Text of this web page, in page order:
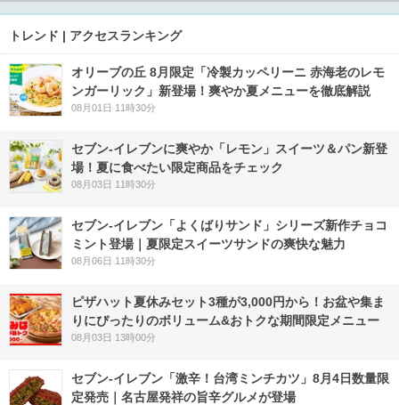
トレンド | アクセスランキング
オリーブの丘 8月限定「冷製カッペリーニ 赤海老のレモ
ンガーリック」新登場！爽やか夏メニューを徹底解説
08月01日 11時30分
セブン‐イレブンに爽やか「レモン」スイーツ＆パン新登
場！夏に食べたい限定商品をチェック
08月03日 11時30分
セブン‐イレブン「よくばりサンド」シリーズ新作チョコ
ミント登場｜夏限定スイーツサンドの爽快な魅力
08月06日 11時30分
ピザハット夏休みセット3種が3,000円から！お盆や集ま
りにぴったりのボリューム&おトクな期間限定メニュー
08月03日 13時00分
セブン-イレブン「激辛！台湾ミンチカツ」8月4日数量限
定発売｜名古屋発祥の旨辛グルメが登場